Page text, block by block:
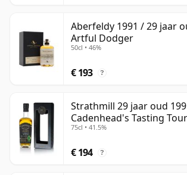
Aberfeldy 1991 / 29 jaar
Artful Dodger
50cl • 46%
€ 193 ?
Strathmill 29 jaar oud
Cadenhead's Tasting
75cl • 41.5%
€ 194 ?